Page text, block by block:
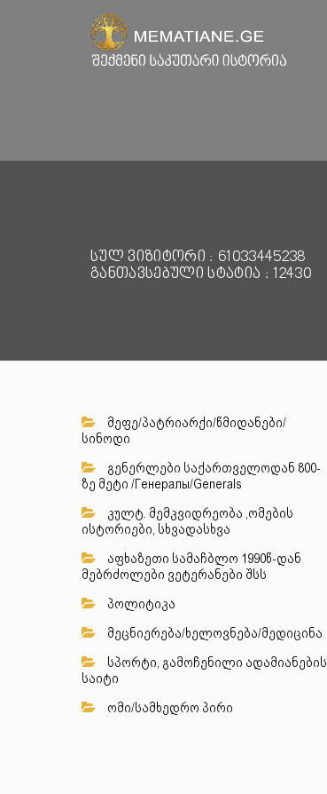
სულ ვიზიტორი : 61033445238
განთავსებული სტატია : 12430
მეფე/პატრიარქი/წმიდანები/
სინოდი
გენერლები საქართველოდან 800-
ზე მეტი /Генералы/Generals
კულტ. მემკვიდრეობა ,ომების
ისტორიები, სხვადასხვა
აფხაზეთი სამაჩბლო 1990წ-დან
მებრძოლები ვეტერანები შსს
პოლიტიკა
მეცნიერება/ხელოვნება/მედიცინა
სპორტი, გამოჩენილი ადამიანების
საიტი
ომი/სამხედრო პირი